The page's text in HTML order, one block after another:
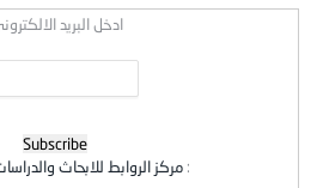
ادخل البريد
: مركز الروابط للابحاث